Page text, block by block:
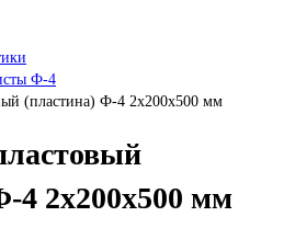
Ф-4
(пластина) Ф-4 2х200х500 мм
4 2х200х500 мм